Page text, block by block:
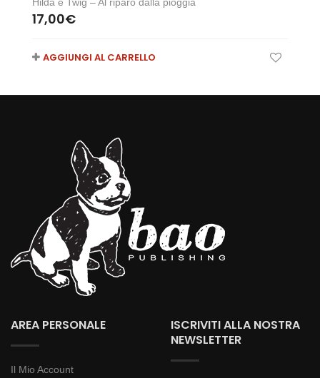
Hilda e Twig – Al riparo dalla pioggia
17,00€
AGGIUNGI AL CARRELLO
AREA PERSONALE
Il Mio Account
ISCRIVITI ALLA NOSTRA
NEWSLETTER